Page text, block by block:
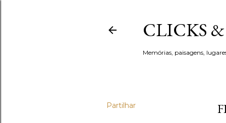
CLICKS
Memórias, paisagens,
Partilhar